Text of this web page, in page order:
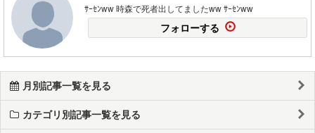
ｻｰｾﾝww 時森で死者出してましたww ｻｰｾﾝww
フォローする
月別記事一覧を見る
カテゴリ別記事一覧を見る